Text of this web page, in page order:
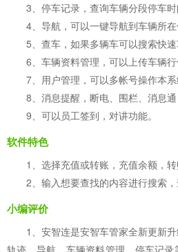
3、停车记录，查询车辆分段停车时
4、导航，可以一键导航到车辆所在
5、查车，如果多辆车可以搜索快
6、车辆资料管理，可以上传车辆
7、用户管理，可以多帐号操作本系
8、消息提醒，断电、围栏、消息通
9、可以员工签到，对讲功能。
软件特色
1、选择充值或转账，充值余额，
2、输入想要查找的内容进行搜索
小编评价
1、安智连是安智车管家全新更新
轨迹，导航，车辆资料管理，停车记